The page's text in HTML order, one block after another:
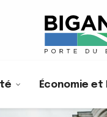
Économie et